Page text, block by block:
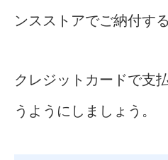
ンスストアでご納付す
クレジットカードで支
うようにしましょう。